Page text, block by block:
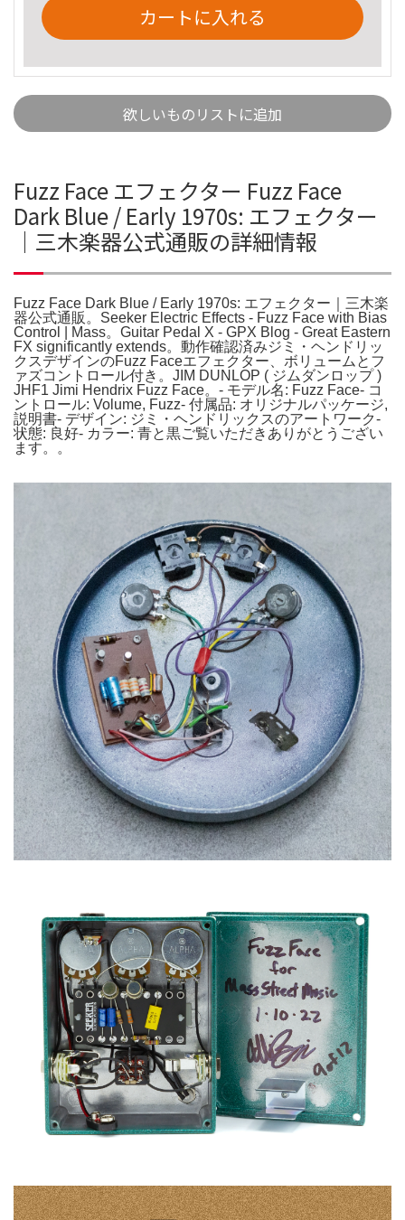
カートに入れる
欲しいものリストに追加
Fuzz Face エフェクター Fuzz Face
Dark Blue / Early 1970s: エフェクター
｜三木楽器公式通販の詳細情報
Fuzz Face Dark Blue / Early 1970s: エフェクター｜三木楽
器公式通販。Seeker Electric Effects - Fuzz Face with Bias
Control | Mass。Guitar Pedal X - GPX Blog - Great Eastern
FX significantly extends。動作確認済みジミ・ヘンドリッ
クスデザインのFuzz Faceエフェクター、ボリュームとフ
ァズコントロール付き。JIM DUNLOP ( ジムダンロップ )
JHF1 Jimi Hendrix Fuzz Face。- モデル名: Fuzz Face- コ
ントロール: Volume, Fuzz- 付属品: オリジナルパッケージ,
説明書- デザイン: ジミ・ヘンドリックスのアートワーク-
状態: 良好- カラー: 青と黒ご覧いただきありがとうござい
ます。。